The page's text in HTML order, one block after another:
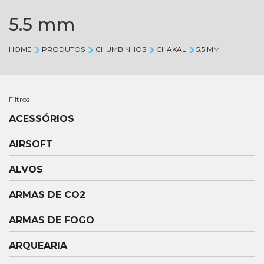
5.5 mm
HOME PRODUTOS CHUMBINHOS CHAKAL 5.5 MM
Filtros
ACESSÓRIOS
AIRSOFT
ALVOS
ARMAS DE CO2
ARMAS DE FOGO
ARQUEARIA